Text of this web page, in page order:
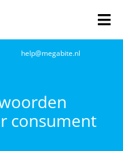
help@megabite.nl
consument